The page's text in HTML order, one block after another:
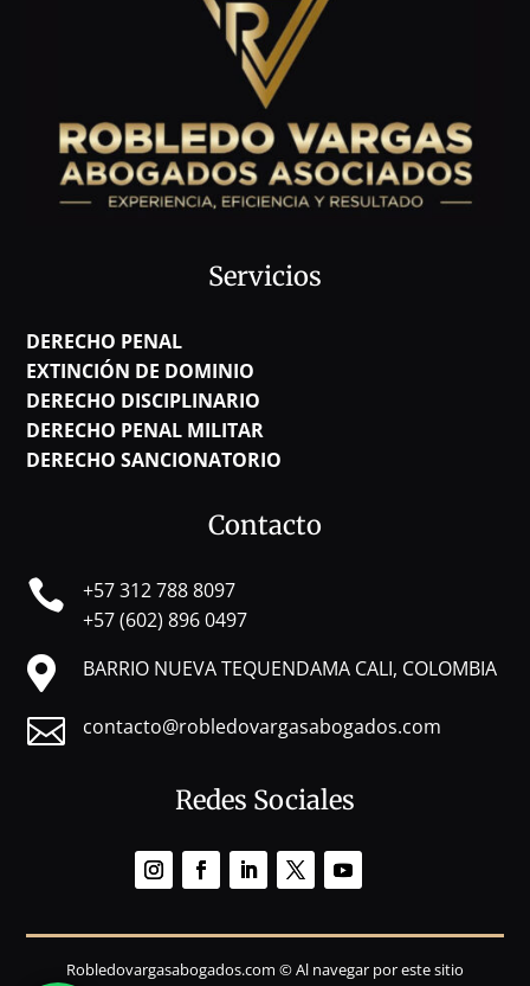
Servicios
DERECHO PENAL
EXTINCIÓN DE DOMINIO
DERECHO DISCIPLINARIO
DERECHO PENAL MILITAR
DERECHO SANCIONATORIO
Contacto

+57 312 788 8097
+57 (602) 896 0497
 BARRIO NUEVA TEQUENDAMA CALI, COLOMBIA
 contacto@robledovargasabogados.com
Redes Sociales
Robledovargasabogados.com © Al navegar por este sitio